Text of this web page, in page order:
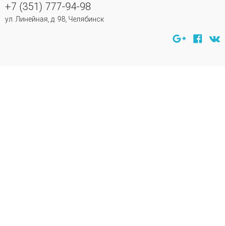
+7 (351) 777-94-98
ул. Линейная, д. 98, Челябинск